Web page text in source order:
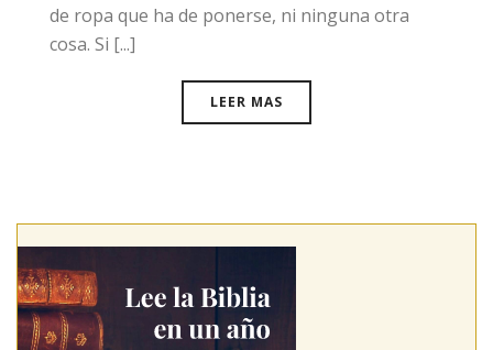
de ropa que ha de ponerse, ni ninguna otra
cosa. Si [...]
LEER MAS